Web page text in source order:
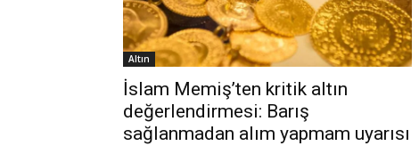
Altın
İslam Memiş’ten kritik altın
değerlendirmesi: Barış
sağlanmadan alım yapmam uyarısı